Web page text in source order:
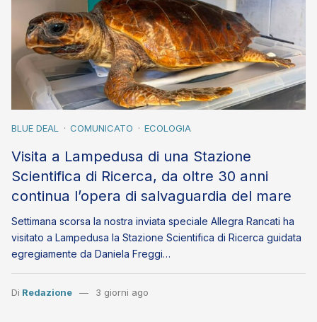
BLUE DEAL COMUNICATO ECOLOGIA
Visita a Lampedusa di una Stazione
Scientifica di Ricerca, da oltre 30 anni
continua l’opera di salvaguardia del mare
Settimana scorsa la nostra inviata speciale Allegra Rancati ha
visitato a Lampedusa la Stazione Scientifica di Ricerca guidata
egregiamente da Daniela Freggi…
Di Redazione 3 giorni ago